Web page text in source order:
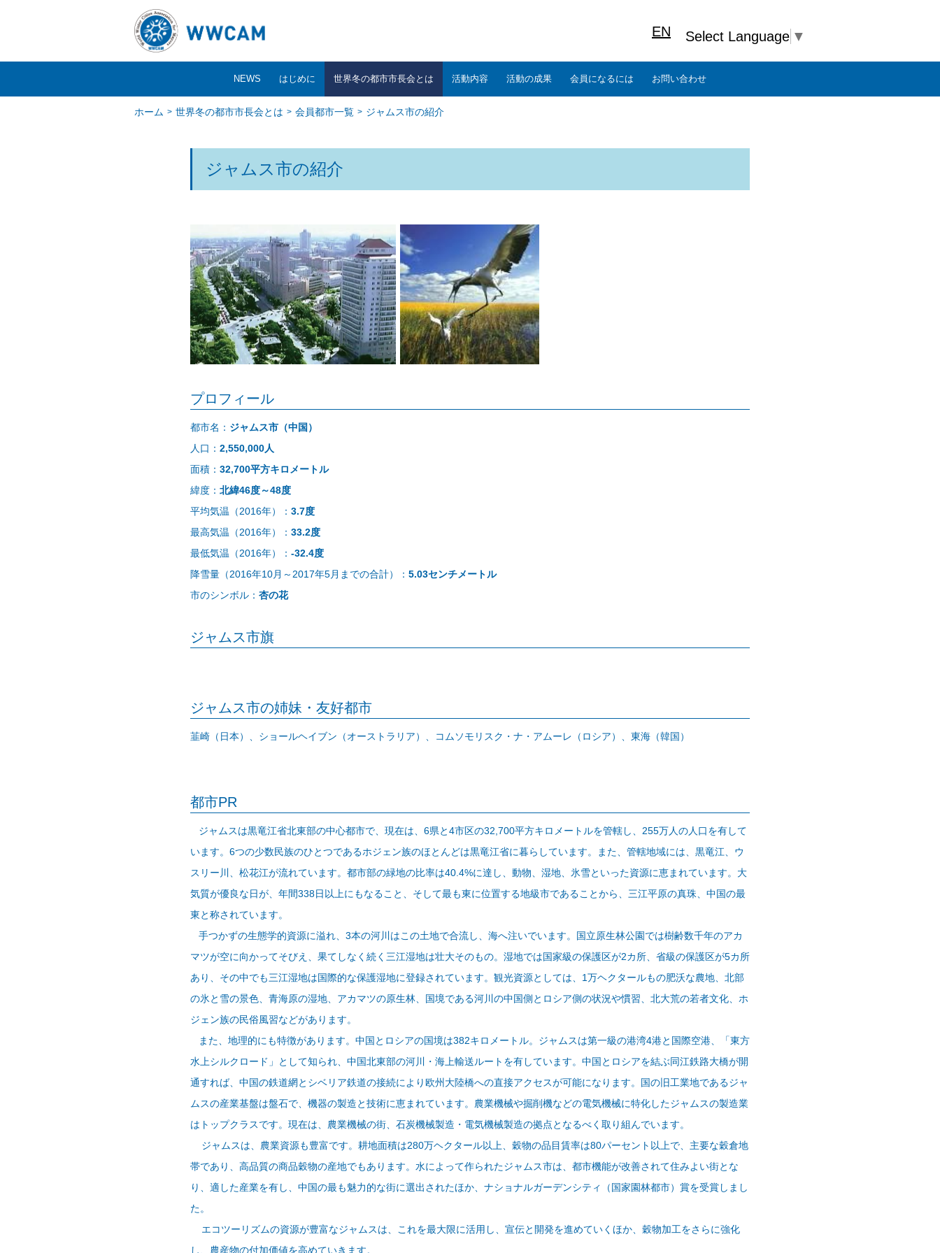
Select Language ▼
EN
NEWS はじめに 世界冬の都市市長会とは 活動内容 活動の成果 会員になるには お問い合わせ
ホーム 世界冬の都市市長会とは 会員都市一覧 ジャムス市の紹介
ジャムス市の紹介
プロフィール
都市名： ジャムス市（中国）
人口： 2,550,000人
面積： 32,700平方キロメートル
緯度： 北緯46度～48度
平均気温（2016年）： 3.7度
最高気温（2016年）： 33.2度
最低気温（2016年）： -32.4度
降雪量（2016年10月～2017年5月までの合計）： 5.03センチメートル
市のシンボル： 杏の花
ジャムス市旗
ジャムス市の姉妹・友好都市
韮崎（日本）、ショールヘイブン（オーストラリア）、コムソモリスク・ナ・アムーレ（ロシア）、東海（韓国）
都市PR
ジャムスは黒竜江省北東部の中心都市で、現在は、6県と4市区の32,700平方キロメートルを管轄し、255万人の人口を有して
います。6つの少数民族のひとつであるホジェン族のほとんどは黒竜江省に暮らしています。また、管轄地域には、黒竜江、ウ
スリー川、松花江が流れています。都市部の緑地の比率は40.4%に達し、動物、湿地、氷雪といった資源に恵まれています。大
気質が優良な日が、年間338日以上にもなること、そして最も東に位置する地級市であることから、三江平原の真珠、中国の最
東と称されています。
手つかずの生態学的資源に溢れ、3本の河川はこの土地で合流し、海へ注いでいます。国立原生林公園では樹齢数千年のアカ
マツが空に向かってそびえ、果てしなく続く三江湿地は壮大そのもの。湿地では国家級の保護区が2カ所、省級の保護区が5カ所
あり、その中でも三江湿地は国際的な保護湿地に登録されています。観光資源としては、1万ヘクタールもの肥沃な農地、北部
の氷と雪の景色、青海原の湿地、アカマツの原生林、国境である河川の中国側とロシア側の状況や慣習、北大荒の若者文化、ホ
ジェン族の民俗風習などがあります。
また、地理的にも特徴があります。中国とロシアの国境は382キロメートル。ジャムスは第一級の港湾4港と国際空港、「東方
水上シルクロード」として知られ、中国北東部の河川・海上輸送ルートを有しています。中国とロシアを結ぶ同江鉄路大橋が開
通すれば、中国の鉄道網とシベリア鉄道の接続により欧州大陸橋への直接アクセスが可能になります。国の旧工業地であるジャ
ムスの産業基盤は盤石で、機器の製造と技術に恵まれています。農業機械や掘削機などの電気機械に特化したジャムスの製造業
はトップクラスです。現在は、農業機械の街、石炭機械製造・電気機械製造の拠点となるべく取り組んでいます。
ジャムスは、農業資源も豊富です。耕地面積は280万ヘクタール以上、穀物の品目賃率は80パーセント以上で、主要な穀倉地
帯であり、高品質の商品穀物の産地でもあります。水によって作られたジャムス市は、都市機能が改善されて住みよい街とな
り、適した産業を有し、中国の最も魅力的な街に選出されたほか、ナショナルガーデンシティ（国家園林都市）賞を受賞しまし
た。
エコツーリズムの資源が豊富なジャムスは、これを最大限に活用し、宣伝と開発を進めていくほか、穀物加工をさらに強化
し、農産物の付加価値を高めていきます。